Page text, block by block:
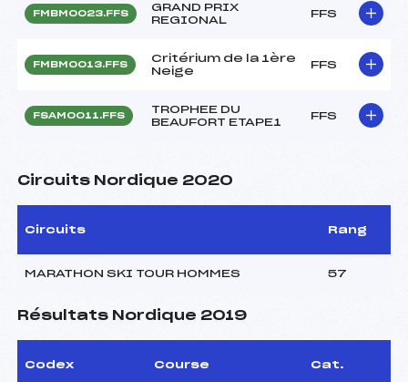
FMBM0023.FFS
GRAND PRIX
REGIONAL
FFS
FMBM0013.FFS
Critérium de la 1ère
Neige
FFS
FSAM0011.FFS
TROPHEE DU
BEAUFORT ETAPE1
FFS
Circuits Nordique 2020
Circuits Rang
MARATHON SKI TOUR HOMMES 57
Résultats Nordique 2019
Codex Course Cat.